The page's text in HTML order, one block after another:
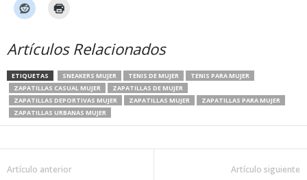
Artículos Relacionados
ETIQUETAS SNEAKERS MUJER TENIS DE MUJER
TENIS PARA MUJER
ZAPATILLAS CASUAL MUJER
ZAPATILLAS DE MUJER
ZAPATILLAS DEPORTIVAS MUJER
ZAPATILLAS MUJER
ZAPATILLAS PARA MUJER
ZAPATILLAS URBANAS MUJER
Artículo anterior Artículo siguiente